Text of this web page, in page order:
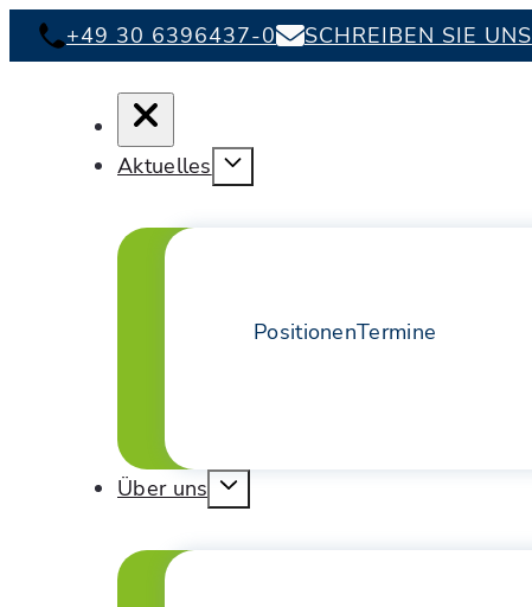
+49 30 6396437-0 SCHREIBEN SIE UNS
Aktuelles
PositionenTermine
Über uns